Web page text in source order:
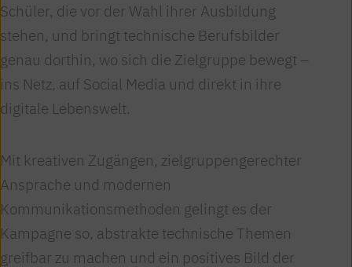
Schüler, die vor der Wahl ihrer Ausbildung
stehen, und bringt technische Berufsbilder
genau dorthin, wo sich die Zielgruppe bewegt –
ins Netz, auf Social Media und direkt in ihre
digitale Lebenswelt.
Mit kreativen Zugängen, zielgruppengerechter
Ansprache und modernen
Kommunikationsmethoden gelingt es der
Kampagne so, abstrakte technische Themen
greifbar zu machen und ein positives Bild der